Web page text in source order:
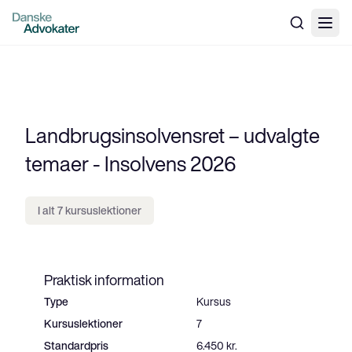
Landbrugsinsolvensret – udvalgte
temaer - Insolvens 2026
I alt 7 kursuslektioner
Praktisk information
Type
Kursus
Kursuslektioner
7
Standardpris
6.450 kr.